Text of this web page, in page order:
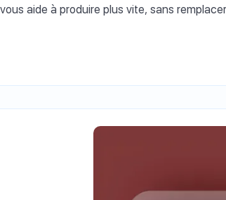
vous aide à produire plus vite, sans